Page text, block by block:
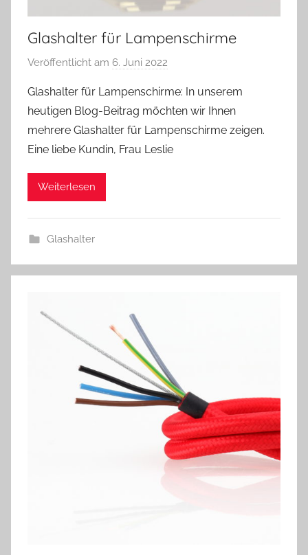
Glashalter für Lampenschirme
Veröffentlicht am 6. Juni 2022
n
A
n
d
Glashalter für Lampenschirme: In unserem
heutigen Blog-Beitrag möchten wir Ihnen
mehrere Glashalter für Lampenschirme zeigen.
Eine liebe Kundin, Frau Leslie
Weiterlesen
Glashalter